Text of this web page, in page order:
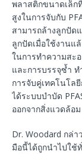
พลาสติกขนาดเล็
สูงในการจับกับ
สามารถล้างลูกปัด
ลูกปัดเมื่อใช้งานแ
ในการทำความสะ
และการบรรจุซ้ำ ท
การจับคู่เทคโนโล
ได้ระบบบำบัด
ออกจากสิ่งแวดล้อม
Dr. Woodard กล่
มือนี้ได้ถูกนำไปใช้